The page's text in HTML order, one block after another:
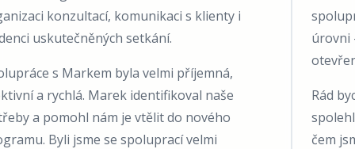
konzultací, komunikaci s klienty i
uskutečněných setkání.
s Markem byla velmi příjemná,
a rychlá. Marek identifikoval naše
a pomohl nám je vtělit do nového
Byli jsme se spoluprací velmi
úrovni
Rád
čem